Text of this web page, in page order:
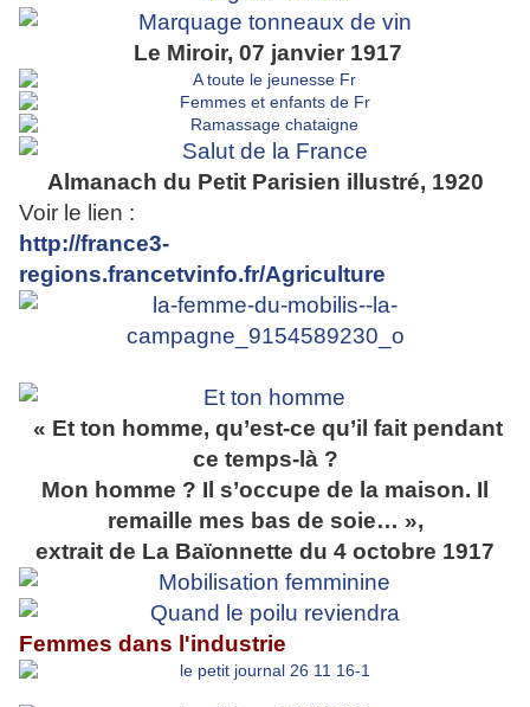
Le Miroir, 07 janvier 1917
Almanach du Petit Parisien illustré, 1920
Voir le lien :
http://france3-
regions.francetvinfo.fr/Agriculture
« Et ton homme, qu’est-ce qu’il fait pendant
ce temps-là ?
Mon homme ? Il s’occupe de la maison. Il
remaille mes bas de soie… »,
extrait de La Baïonnette du 4 octobre 1917
Femmes dans l'industrie